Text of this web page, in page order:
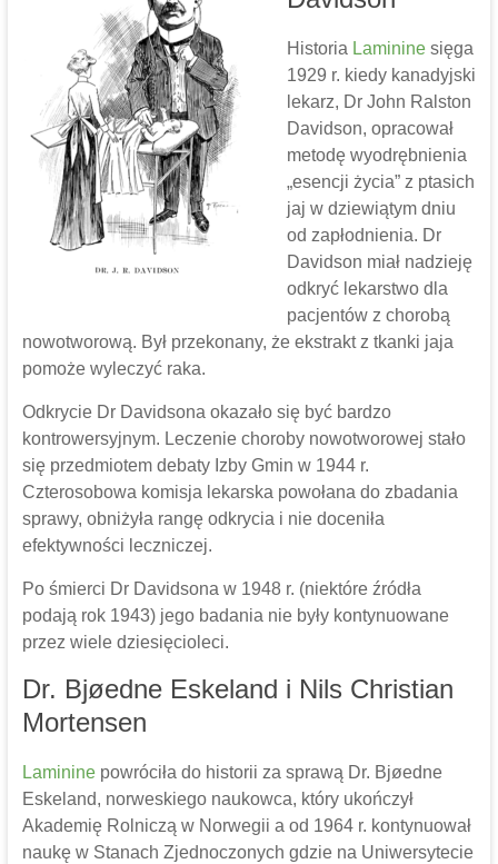
Historia Lamininesięga
1929 r. kiedy kanadyjski
lekarz, Dr John Ralston
Davidson, opracował
metodę wyodrębnienia
„esencji życia” z ptasich
jaj w dziewiątym dniu
od zapłodnienia. Dr
Davidson miał nadzieję
odkryć lekarstwo dla
pacjentów z chorobą
nowotworową. Był przekonany, że ekstrakt z tkanki jaja
pomoże wyleczyć raka.
Odkrycie Dr Davidsona okazało się być bardzo
kontrowersyjnym. Leczenie choroby nowotworowej stało
się przedmiotem debaty Izby Gmin w 1944 r.
Czterosobowa komisja lekarska powołana do zbadania
sprawy, obniżyła rangę odkrycia i nie doceniła
efektywności leczniczej.
Po śmierci Dr Davidsona w 1948 r. (niektóre źródła
podają rok 1943) jego badania nie były kontynuowane
przez wiele dziesięcioleci.
Dr. Bjøedne Eskeland i Nils Christian
Mortensen
Lamininepowróciła do historii za sprawą Dr. Bjøedne
Eskeland, norweskiego naukowca, który ukończył
Akademię Rolniczą w Norwegii a od 1964 r. kontynuował
naukę w Stanach Zjednoczonych gdzie na Uniwersytecie